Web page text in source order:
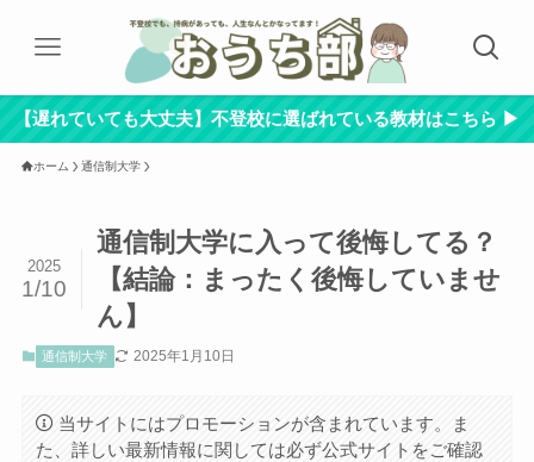
【遅れていても大丈夫】不登校に選ばれている教材はこちら ▶︎
ホーム 通信制大学
通信制大学に入って後悔してる？
【結論：まったく後悔していませ
ん】
2025
1/10
通信制大学 2025年1月10日
当サイトにはプロモーションが含まれています。ま
た、詳しい最新情報に関しては必ず公式サイトをご確認